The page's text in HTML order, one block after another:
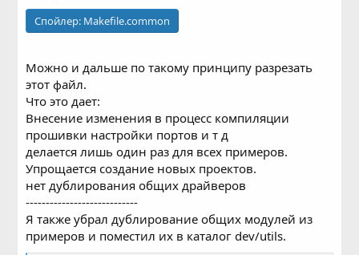
Спойлер: Makefile.common
Можно и дальше по такому принципу разрезать
этот файл.
Что это дает:
Внесение изменения в процесс компиляции
прошивки настройки портов и т д
делается лишь один раз для всех примеров.
Упрощается создание новых проектов.
нет дублирования общих драйверов
----------------------------
Я также убрал дублирование общих модулей из
примеров и поместил их в каталог dev/utils.